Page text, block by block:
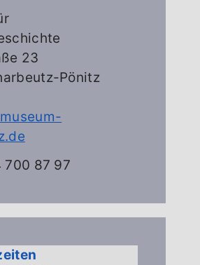
23
Pönitz
700 87 97